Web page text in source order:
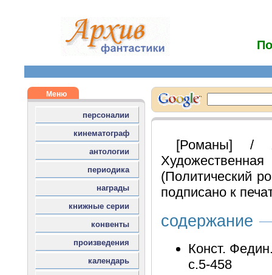
[Романы] /
(Политический
подписано к
содержание
Конст.
с.5-458